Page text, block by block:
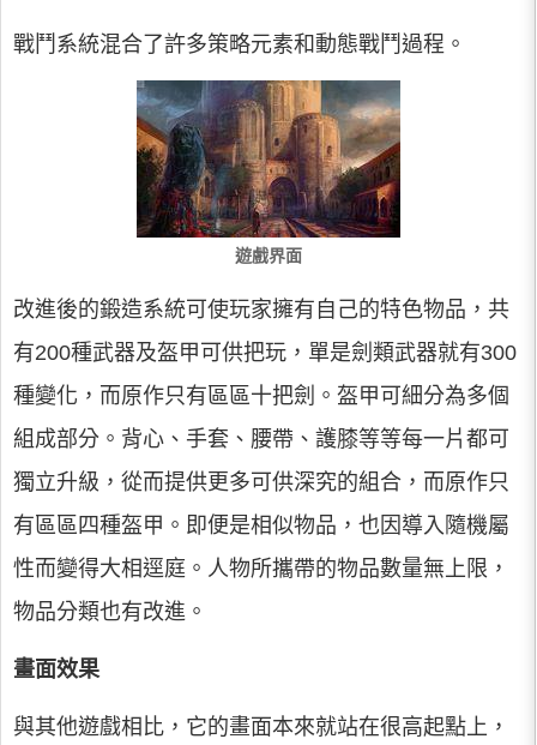
戰鬥系統混合了許多策略元素和動態戰鬥過程。
遊戲界面
改進後的鍛造系統可使玩家擁有自己的特色物品，共
有200種武器及盔甲可供把玩，單是劍類武器就有300
種變化，而原作只有區區十把劍。盔甲可細分為多個
組成部分。背心、手套、腰帶、護膝等等每一片都可
獨立升級，從而提供更多可供深究的組合，而原作只
有區區四種盔甲。即便是相似物品，也因導入隨機屬
性而變得大相逕庭。人物所攜帶的物品數量無上限，
物品分類也有改進。
畫面效果
與其他遊戲相比，它的畫面本來就站在很高起點上，